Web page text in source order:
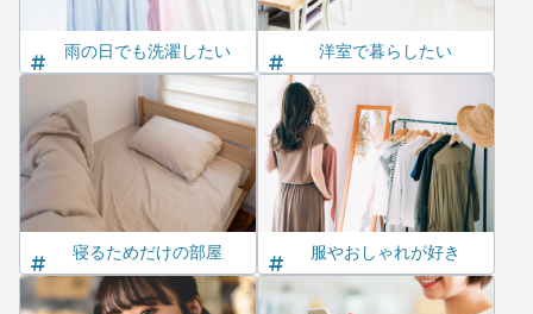
雨の日でも洗濯したい 洋室で暮らしたい
寝るためだけの部屋 服やおしゃれが好き